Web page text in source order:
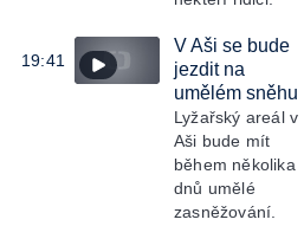
19:41
V Aši se bude
jezdit na
umělém sněhu
Lyžařský areál v
Aši bude mít
během několika
dnů umělé
zasněžování.